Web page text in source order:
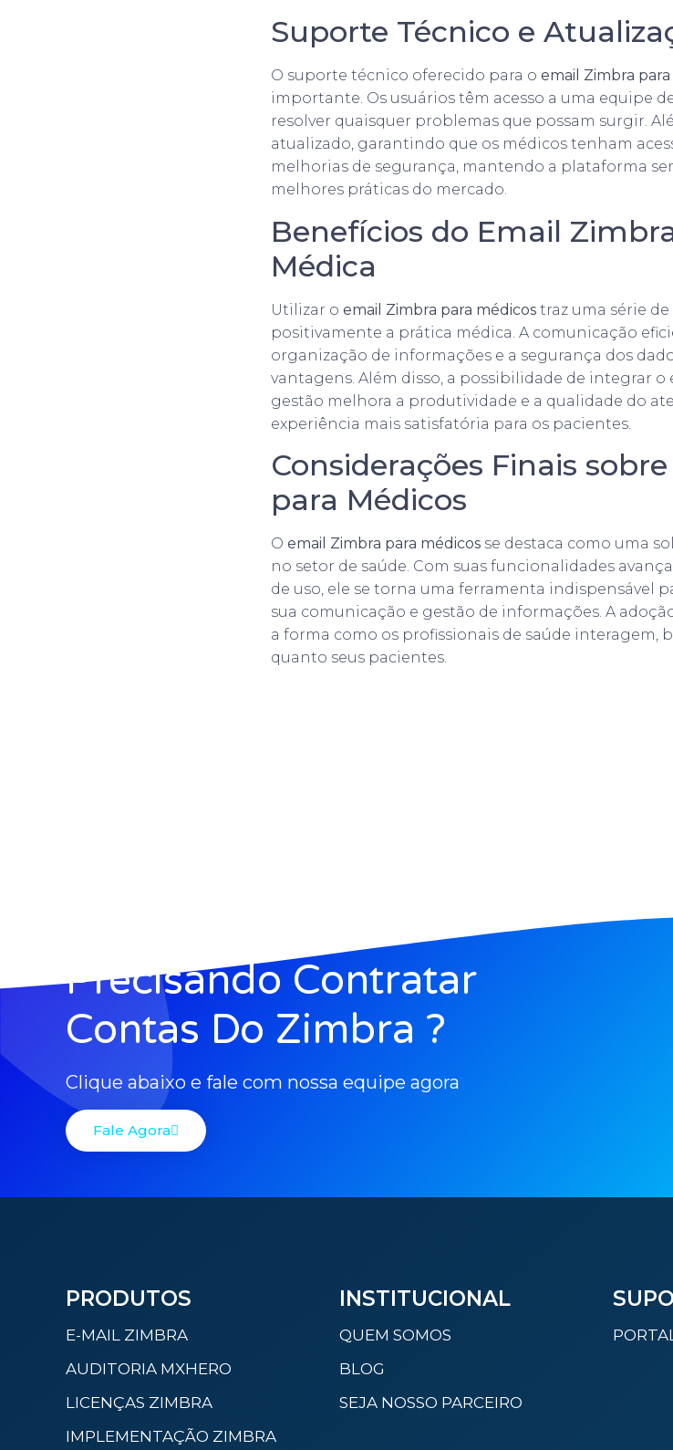
Suporte Técnico e
O suporte técnico oferecido para o email Zimbra
importante. Os usuários têm acesso a uma equipe
resolver quaisquer problemas que possam surgir.
atualizado, garantindo que os médicos tenham
melhorias de segurança, mantendo a plataforma
melhores práticas do mercado.
Benefícios do Email
Médica
Utilizar o email Zimbra para médicos traz uma série
positivamente a prática médica. A comunicação
organização de informações e a segurança dos
vantagens. Além disso, a possibilidade de integrar
gestão melhora a produtividade e a qualidade do
experiência mais satisfatória para os pacientes.
Considerações Finais
para Médicos
O email Zimbra para médicos se destaca como uma
no setor de saúde. Com suas funcionalidades
de uso, ele se torna uma ferramenta indispensável
sua comunicação e gestão de informações. A
a forma como os profissionais de saúde interagem,
quanto seus pacientes.
Precisando Contratar
Contas Do Zimbra ?
Clique abaixo e fale com nossa equipe agora
Fale Agora
PRODUTOS
E-MAIL ZIMBRA
AUDITORIA MXHERO
LICENÇAS ZIMBRA
IMPLEMENTAÇÃO ZIMBRA
INSTITUCIONAL
QUEM SOMOS
BLOG
SEJA NOSSO PARCEIRO